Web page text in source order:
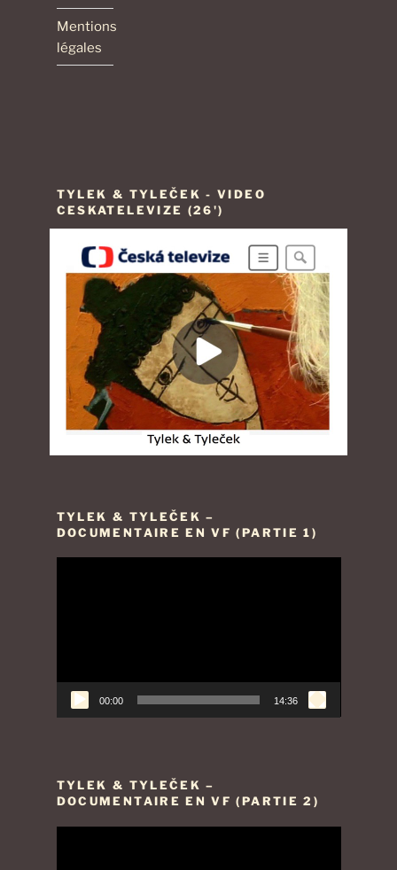
Mentions
légales
TYLEK & TYLEČEK - VIDEO
CESKATELEVIZE (26')
TYLEK & TYLEČEK –
DOCUMENTAIRE EN VF (PARTIE 1)
00:00 14:36
TYLEK & TYLEČEK –
DOCUMENTAIRE EN VF (PARTIE 2)